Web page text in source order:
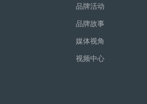
品牌活动
品牌故事
媒体视角
视频中心